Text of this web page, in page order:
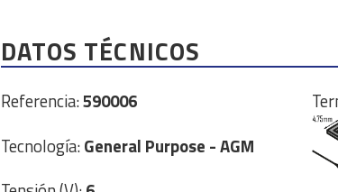
DATOS TÉCNICOS
Referencia:590006
Tecnología:General Purpose - AGM